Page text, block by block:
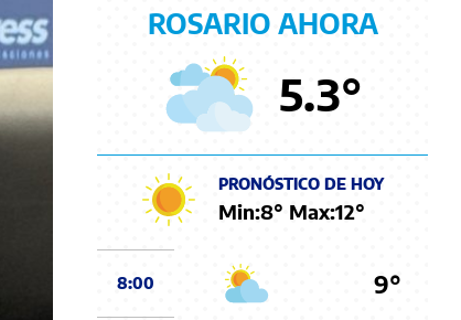
ROSARIO AHORA
5.3°
PRONÓSTICO DE HOY
Min:8° Max:12°
8:00 9°